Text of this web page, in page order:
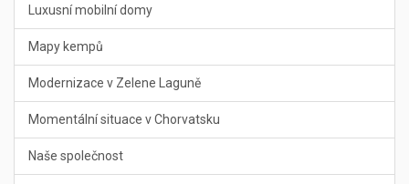
Luxusní mobilní domy
Mapy kempů
Modernizace v Zelene Laguně
Momentální situace v Chorvatsku
Naše společnost